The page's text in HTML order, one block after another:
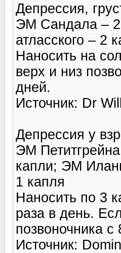
Депрессия,
ЭМ Сандала – 2
атласского – 2
Наносить на
верх и низ
дней.
Источник: Dr
Депрессия у
ЭМ
капли; ЭМ
1 капля
Наносить по 3
раза в день.
позвоночника
Источник: